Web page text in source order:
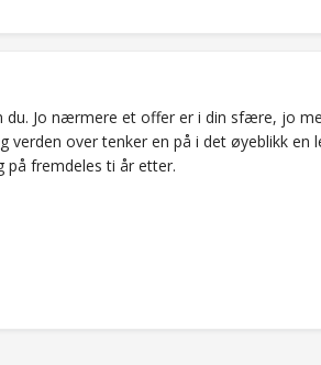
du. Jo nærmere et offer er i din sfære, jo
verden over tenker en på i det øyeblikk
på fremdeles ti år etter.